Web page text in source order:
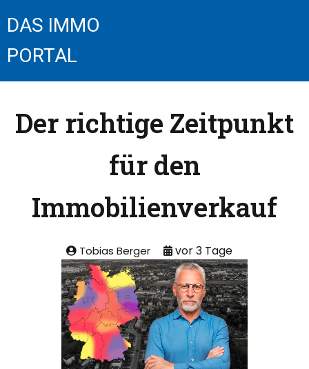
DAS IMMO
PORTAL
Der richtige Zeitpunkt
für den
Immobilienverkauf
Tobias Berger